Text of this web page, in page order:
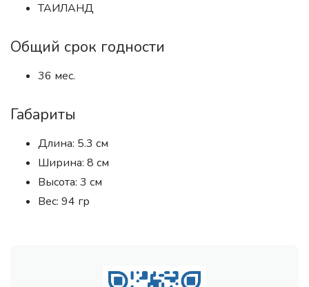
ТАИЛАНД
Общий срок годности
36 мес.
Габариты
Длина: 5.3 см
Ширина: 8 см
Высота: 3 см
Вес: 94 гр